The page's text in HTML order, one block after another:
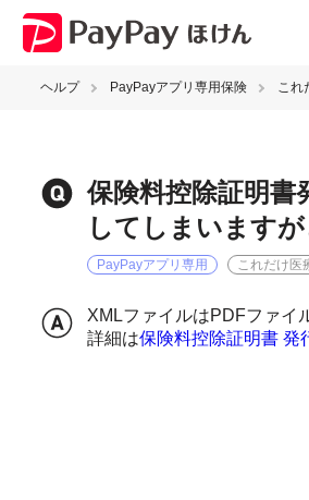
ヘルプ PayPayアプリ専用保険 これ
保険料控除証明
してしまいます
PayPayアプリ専用 これだけ医
XMLファイルはPDFファイ
詳細は保険料控除証明書 発